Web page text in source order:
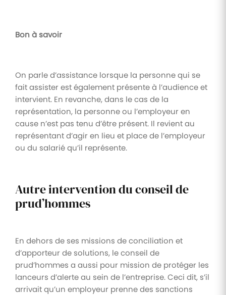
Bon à savoir
On parle d’assistance lorsque la personne qui se
fait assister est également présente à l’audience et
intervient. En revanche, dans le cas de la
représentation, la personne ou l’employeur en
cause n’est pas tenu d’être présent. Il revient au
représentant d’agir en lieu et place de l’employeur
ou du salarié qu’il représente.
Autre intervention du conseil de
prud’hommes
En dehors de ses missions de conciliation et
d’apporteur de solutions, le conseil de
prud’hommes a aussi pour mission de protéger les
lanceurs d’alerte au sein de l’entreprise. Ceci dit, s’il
arrivait qu’un employeur prenne des sanctions